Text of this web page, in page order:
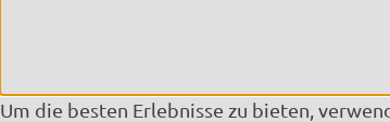
Um die besten Erlebnisse zu bieten,